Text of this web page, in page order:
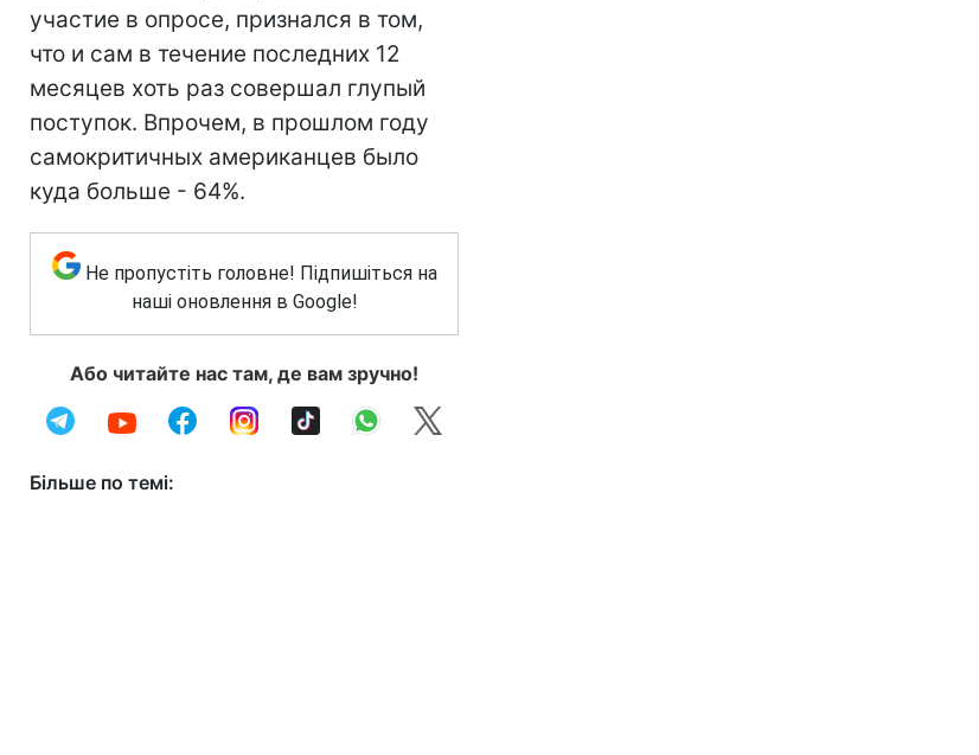
участие в опросе, признался в том,
что и сам в течение последних 12
месяцев хоть раз совершал глупый
поступок. Впрочем, в прошлом году
самокритичных американцев было
куда больше - 64%.
Не пропустіть головне! Підпишіться на
наші оновлення в Google!
Або читайте нас там, де вам зручно!
Більше по темі: